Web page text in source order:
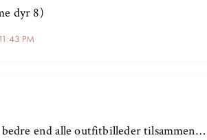
PM
dyr 8)
end alle outfitbilleder